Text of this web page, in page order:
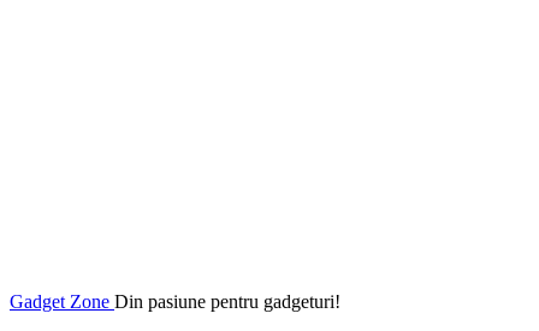
Gadget Zone Din pasiune pentru gadgeturi!